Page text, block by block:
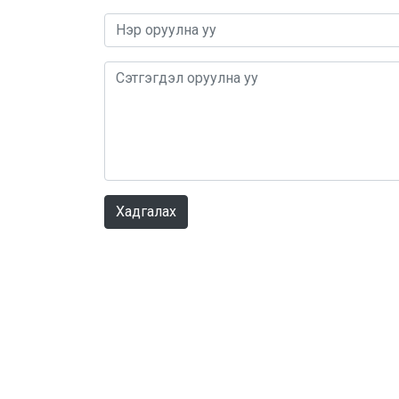
Хадгалах